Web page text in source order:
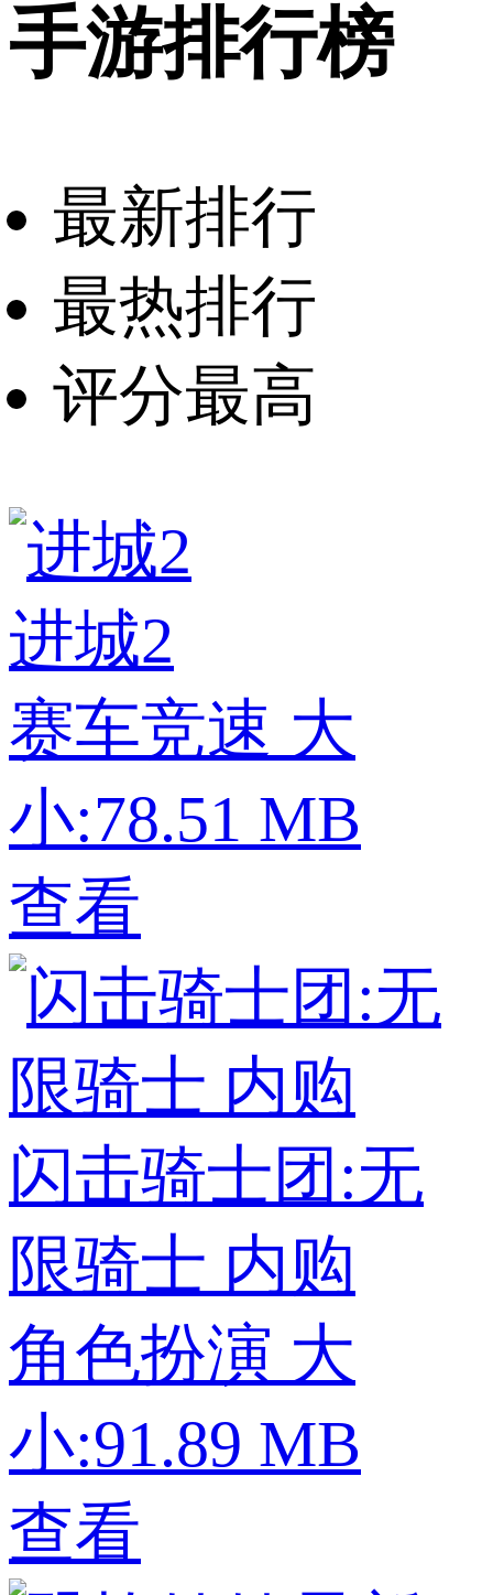
手游排行榜
最新排行
最热排行
评分最高
进城2
赛车竞速 大
小:78.51 MB
查看
闪击骑士团:无
限骑士 内购
角色扮演 大
小:91.89 MB
查看